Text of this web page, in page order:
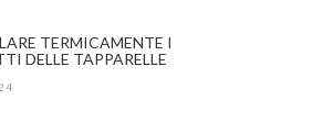
TERMICAMENTE I
DELLE TAPPARELLE